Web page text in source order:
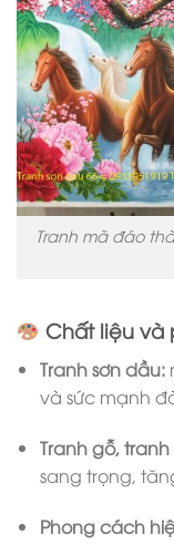
Tranh mã đáo
Chất liệu và
Tranh sơn dầu:
và sức mạnh
Tranh gỗ,
sang trọng,
Phong cách